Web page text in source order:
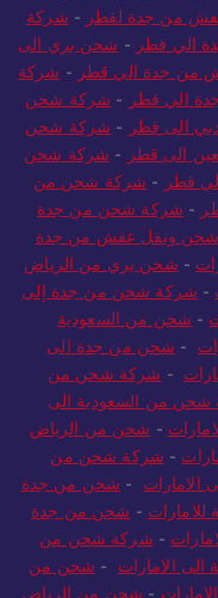
- شحن من الرياض
من جدة لقطر -
شركة
الي قطر-
شحن بري الى
من جدة الي قطر-شركة
الي قطر - شركة شحن
الى قطر - شركة شحن
الى قطر -شركة شحن
قطر -شركة شحن من
-
شركة شحن من جدة
شحن ونقل عفش من جدة
-
شحن بري من الرياض
- شركة شحن من جدة إلى
-
شحن من السعودية
-
شحن من جدة الى
- شركة شحن من
من السعودية الى
-
شحن من الرياض
- شركة شحن من
-شحن من جدة
- شحن من جدة
- شركة شحن من
الامارات - شحن من